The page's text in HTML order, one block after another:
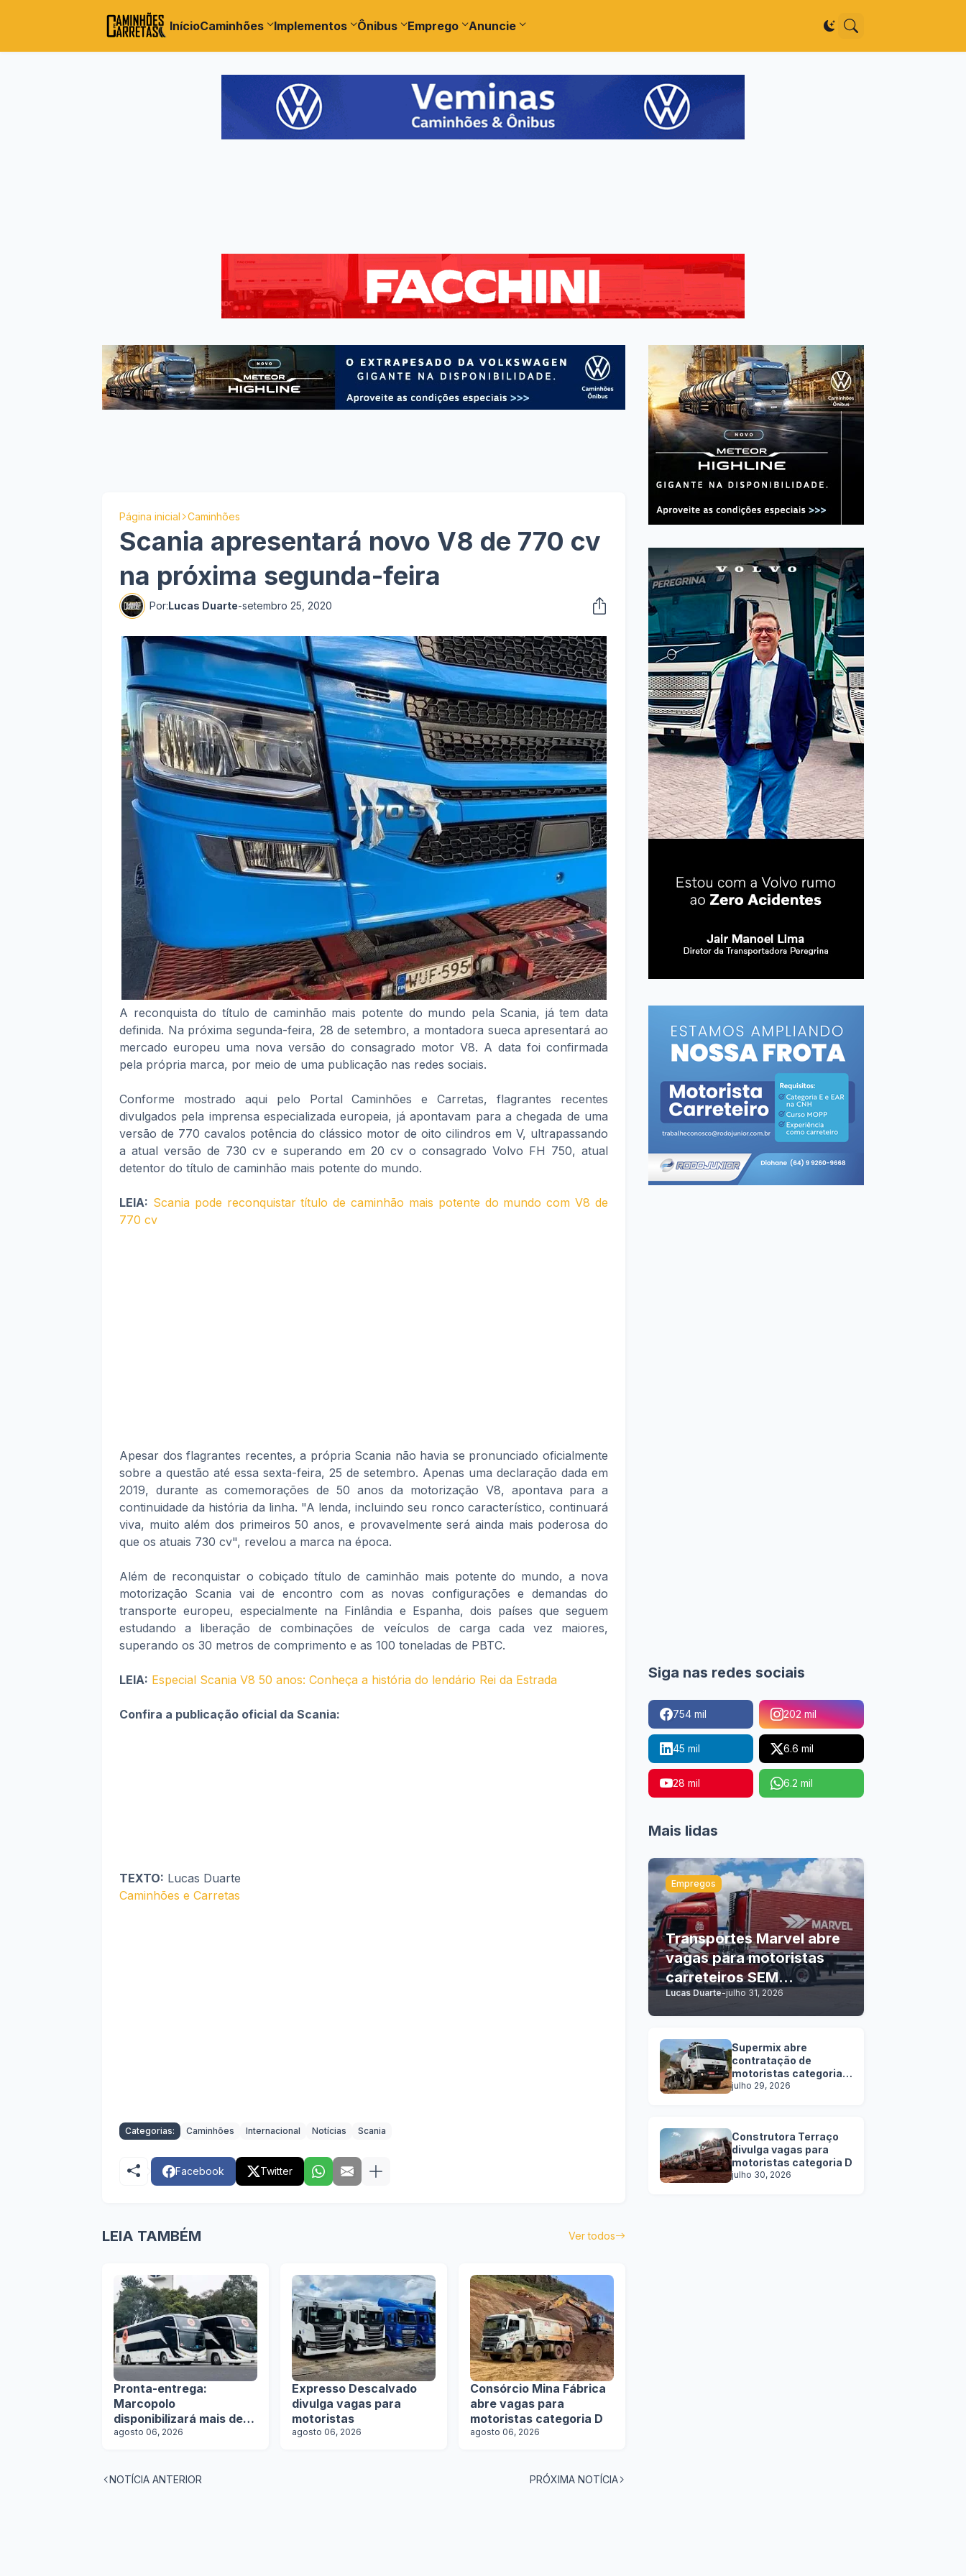
InícioCaminhões Implementos Ônibus Emprego Anuncie
Página inicial Caminhões
Scania apresentará novo V8 de 770 cv
na próxima segunda-feira
Por:Lucas Duarte-setembro 25, 2020
A reconquista do título de caminhão mais potente do mundo pela Scania, já tem data
definida. Na próxima segunda-feira, 28 de setembro, a montadora sueca apresentará ao
mercado europeu uma nova versão do consagrado motor V8. A data foi confirmada
pela própria marca, por meio de uma publicação nas redes sociais.
Conforme mostrado aqui pelo Portal Caminhões e Carretas, flagrantes recentes
divulgados pela imprensa especializada europeia, já apontavam para a chegada de uma
versão de 770 cavalos potência do clássico motor de oito cilindros em V, ultrapassando
a atual versão de 730 cv e superando em 20 cv o consagrado Volvo FH 750, atual
detentor do título de caminhão mais potente do mundo.
LEIA: Scania pode reconquistar título de caminhão mais potente do mundo com V8 de
770 cv
Apesar dos flagrantes recentes, a própria Scania não havia se pronunciado oficialmente
sobre a questão até essa sexta-feira, 25 de setembro. Apenas uma declaração dada em
2019, durante as comemorações de 50 anos da motorização V8, apontava para a
continuidade da história da linha. "A lenda, incluindo seu ronco característico, continuará
viva, muito além dos primeiros 50 anos, e provavelmente será ainda mais poderosa do
que os atuais 730 cv", revelou a marca na época.
Além de reconquistar o cobiçado título de caminhão mais potente do mundo, a nova
motorização Scania vai de encontro com as novas configurações e demandas do
transporte europeu, especialmente na Finlândia e Espanha, dois países que seguem
estudando a liberação de combinações de veículos de carga cada vez maiores,
superando os 30 metros de comprimento e as 100 toneladas de PBTC.
LEIA: Especial Scania V8 50 anos: Conheça a história do lendário Rei da Estrada
Confira a publicação oficial da Scania:
TEXTO: Lucas Duarte
Caminhões e Carretas
Categorias: Caminhões Internacional Notícias Scania
Facebook Twitter
LEIA TAMBÉM Ver todos
Pronta-entrega:
Marcopolo
disponibilizará mais de
100 ônibus para
agosto 06, 2026
Expresso Descalvado
divulga vagas para
motoristas
agosto 06, 2026
Consórcio Mina Fábrica
abre vagas para
motoristas categoria D
agosto 06, 2026
NOTÍCIA ANTERIOR PRÓXIMA NOTÍCIA
Siga nas redes sociais
754 mil 202 mil
45 mil 6.6 mil
28 mil 6.2 mil
Mais lidas
Empregos
Transportes Marvel abre
vagas para motoristas
carreteiros SEM
EXPERIÊNCIA
Lucas Duarte-julho 31, 2026
Supermix abre
contratação de
motoristas categoria
C, D e E
julho 29, 2026
Construtora Terraço
divulga vagas para
motoristas categoria D
julho 30, 2026